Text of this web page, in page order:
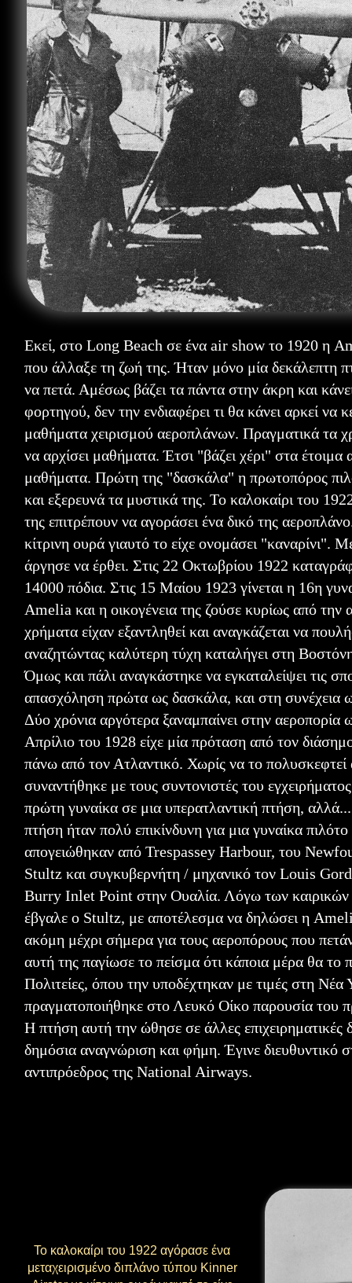
Εκεί, στο Long Beach σε ένα air show το 1920 η
που άλλαξε τη ζωή της. Ήταν μόνο μία δεκάλεπτη
να πετά. Αμέσως βάζει τα πάντα στην άκρη και
φορτηγού, δεν την ενδιαφέρει τι θα κάνει αρκεί
μαθήματα χειρισμού αεροπλάνων. Πραγματικά τα
να αρχίσει μαθήματα. Έτσι "βάζει χέρι" στα έτοιμα
μαθήματα. Πρώτη της "δασκάλα" η πρωτοπόρος
και εξερευνά τα μυστικά της. Το καλοκαίρι του
της επιτρέπουν να αγοράσει ένα δικό της
κίτρινη ουρά γιαυτό το είχε ονομάσει
άργησε να έρθει. Στις 22 Οκτωβρίου 1922
14000 πόδια. Στις 15 Μαίου 1923 γίνεται η 16η
Amelia και η οικογένεια της ζούσε κυρίως από
χρήματα είχαν εξαντληθεί και αναγκάζεται να
αναζητώντας καλύτερη τύχη καταλήγει στη
Όμως και πάλι αναγκάστηκε να εγκαταλείψει τις
απασχόληση πρώτα ως δασκάλα, και στη συνέχεια
Δύο χρόνια αργότερα ξαναμπαίνει στην
Απρίλιο του 1928 είχε μία πρόταση από τον
πάνω από τον Ατλαντικό. Χωρίς να το
συναντήθηκε με τους συντονιστές του
πρώτη γυναίκα σε μια υπερατλαντική πτήση,
πτήση ήταν πολύ επικίνδυνη για μια γυναίκα
απογειώθηκαν από Trespassey Harbour, του
Stultz και συγκυβερνήτη / μηχανικό τον Louis
Burry Inlet Point στην Ουαλία. Λόγω των
έβγαλε ο Stultz, με αποτέλεσμα να δηλώσει η
ακόμη μέχρι σήμερα για τους αεροπόρους που
αυτή της παγίωσε το πείσμα ότι κάποια μέρα θα
Πολιτείες, όπου την υποδέχτηκαν με τιμές στη
πραγματοποιήθηκε στο Λευκό Οίκο παρουσία
Η πτήση αυτή την ώθησε σε άλλες επιχειρηματικές
δημόσια αναγνώριση και φήμη. Έγινε διευθυντικό
αντιπρόεδρος της National Airways.
Το καλοκαίρι του 1922 αγόρασε ένα
μεταχειρισμένο διπλάνο τύπου Kinner